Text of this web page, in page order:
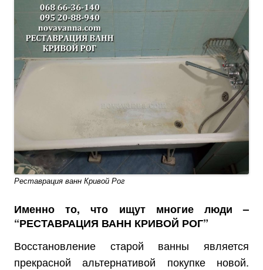
Реставрация ванн Кривой Рог
Именно то, что ищут многие люди –
“РЕСТАВРАЦИЯ ВАНН КРИВОЙ РОГ”
Восстановление старой ванны является
прекрасной альтернативой покупке новой.